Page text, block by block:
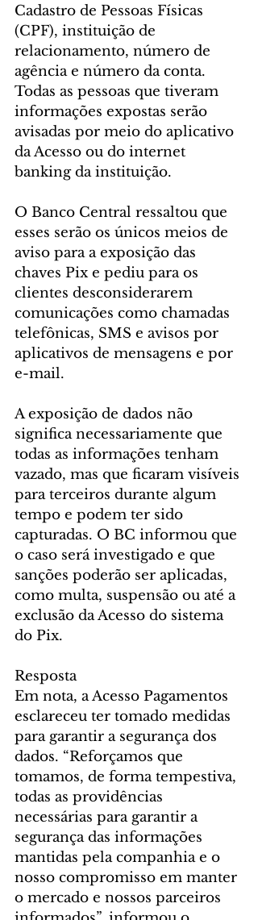
Cadastro de Pessoas Físicas
(CPF), instituição de
relacionamento, número de
agência e número da conta.
Todas as pessoas que tiveram
informações expostas serão
avisadas por meio do aplicativo
da Acesso ou do internet
banking da instituição.
O Banco Central ressaltou que
esses serão os únicos meios de
aviso para a exposição das
chaves Pix e pediu para os
clientes desconsiderarem
comunicações como chamadas
telefônicas, SMS e avisos por
aplicativos de mensagens e por
e-mail.
A exposição de dados não
significa necessariamente que
todas as informações tenham
vazado, mas que ficaram visíveis
para terceiros durante algum
tempo e podem ter sido
capturadas. O BC informou que
o caso será investigado e que
sanções poderão ser aplicadas,
como multa, suspensão ou até a
exclusão da Acesso do sistema
do Pix.
Resposta
Em nota, a Acesso Pagamentos
esclareceu ter tomado medidas
para garantir a segurança dos
dados. “Reforçamos que
tomamos, de forma tempestiva,
todas as providências
necessárias para garantir a
segurança das informações
mantidas pela companhia e o
nosso compromisso em manter
o mercado e nossos parceiros